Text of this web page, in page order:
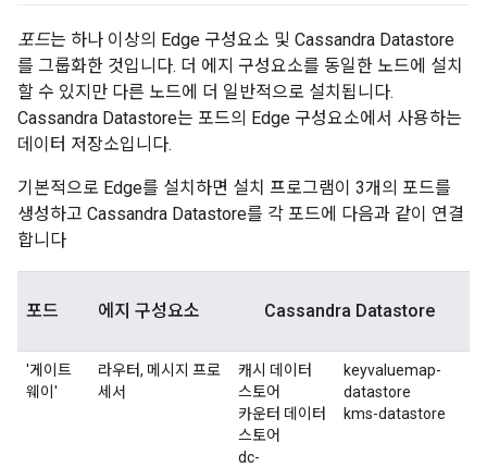
포드는 하나 이상의 Edge 구성요소 및 Cassandra Datastore
를 그룹화한 것입니다. 더 에지 구성요소를 동일한 노드에 설치
할 수 있지만 다른 노드에 더 일반적으로 설치됩니다.
Cassandra Datastore는 포드의 Edge 구성요소에서 사용하는
데이터 저장소입니다.
기본적으로 Edge를 설치하면 설치 프로그램이 3개의 포드를
생성하고 Cassandra Datastore를 각 포드에 다음과 같이 연결
합니다
포드 에지 구성요소 Cassandra Datastore
'게이트
웨이'
라우터, 메시지 프로
세서
캐시 데이터
스토어
카운터 데이터
스토어
dc-
keyvaluemap-
datastore
kms-datastore